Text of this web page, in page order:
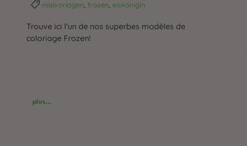
malvorlagen,frozen, eiskönigin
Trouve ici l'un de nos superbes modèles de
coloriage Frozen!
plus...